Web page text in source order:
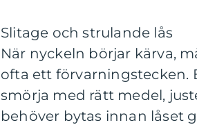
Slitage och strulande lås
När nyckeln börjar kärva,
ofta ett förvarningstecken.
smörja med rätt medel,
behöver bytas innan låset